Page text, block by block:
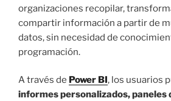
organizaciones recopilar,
compartir información a partir de
datos, sin necesidad de
programación.
A través de Power BI , los usuarios
informes personalizados, paneles